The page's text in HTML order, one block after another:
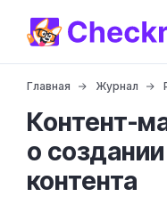
Главная Журнал
Контент-
о
контента